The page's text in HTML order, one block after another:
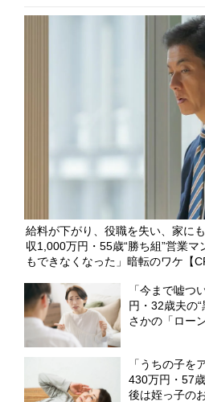
給料が下がり、役職を失い、家に
収1,000万円・55歳“勝ち組”営業マ
もできなくなった」暗転のワケ【
「今まで嘘つ
円・32歳夫の
さかの「ロー
「うちの子を
430万円・57
後は姪っ子の